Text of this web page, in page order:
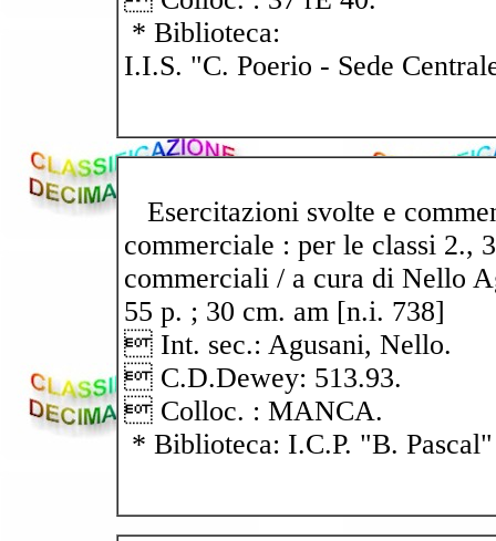
* Biblioteca:
I.I.S. "C. Poerio - Sede
Esercitazioni svolte e
commerciale : per le classi 2.,
commerciali / a cura di Nello
55 p. ; 30 cm. am [n.i. 738]
 Int. sec.: Agusani, Nello.
 C.D.Dewey: 513.93.
 Colloc. : MANCA.
* Biblioteca: I.C.P. "B. Pascal"